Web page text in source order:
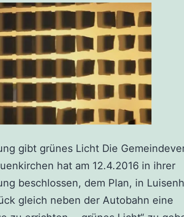
gibt grünes Licht Die
hat am 12.4.2016 in ihrer
beschlossen, dem Plan, in
gleich neben der Autobahn eine